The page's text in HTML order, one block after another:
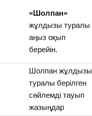
«Шолпан»
жұлдызы туралы
аңыз оқып
берейін.
Шолпан жұлдызы
туралы берілген
сөйлемді тауып
жазыңдар